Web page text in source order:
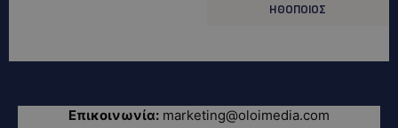
ΗΘΟΠΟΙΟΣ
Επικοινωνία: marketing@oloimedia.com